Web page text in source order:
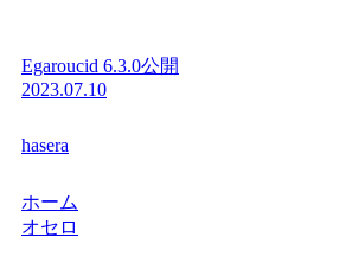
Egaroucid 6.3.0公開
2023.07.10
hasera
ホーム
オセロ